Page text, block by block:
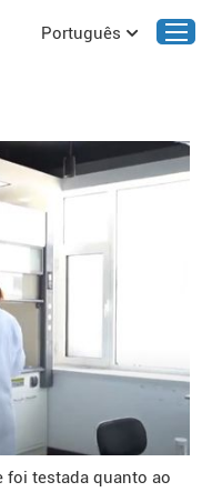
Português
testada quanto ao